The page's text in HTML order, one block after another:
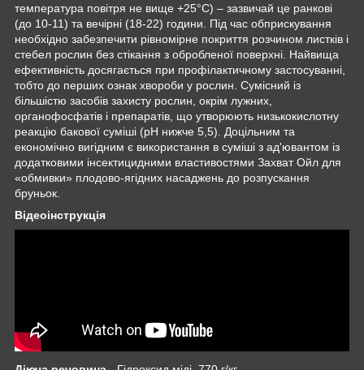
температура повітря не вище +25°С) – зазвичай це ранкові
(до 10-11) та вечірні (18-22) години. Під час обприскування
необхідно забезпечити рівномірне покриття розчином листків і
стебел рослин без стікання з обробленої поверхні. Найвища
ефективність досягається при профілактичному застосуванні,
тобто до перших ознак хвороби у рослин. Сумісний із
більшістю засобів захисту рослин, окрім лужних,
органофосфатів і препаратів, що утворюють низькокислотну
реакцію бакової суміші (рН нижче 5,5). Доцільним та
економічно вигідним є використання в суміші з ад'ювантом із
додатковими інсектицидними властивостями Захват Ойл для
«обмивки» плодово-ягідних насаджень до розпускання
бруньок.
Відеоінструкція